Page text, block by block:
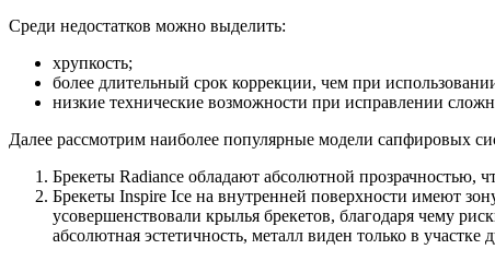
Среди недостатков можно выделить:
хрупкость;
более длительный срок коррекции, чем при
низкие технические возможности при исправлении
Далее рассмотрим наиболее популярные модели сапфировых
Брекеты Radiance обладают абсолютной прозрачностью,
Брекеты Inspire Ice на внутренней поверхности имеют
усовершенствовали крылья брекетов, благодаря чему
абсолютная эстетичность, металл виден только в участке